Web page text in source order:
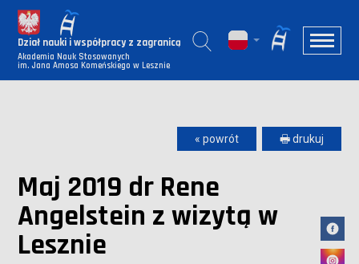
Dział nauki i współpracy z zagranicą
Akademia Nauk Stosowanych
im. Jana Amosa Komeńskiego w Lesznie
« powrót 🖶 drukuj
Maj 2019 dr Rene
Angelstein z wizytą w
Lesznie